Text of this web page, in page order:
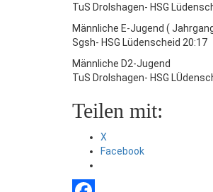
TuS Drolshagen- HSG
Männliche E-Jugend (
Sgsh- HSG Lüdenscheid 20:17
Männliche D2-Jugend
TuS Drolshagen- HSG
Teilen mit:
X
Facebook